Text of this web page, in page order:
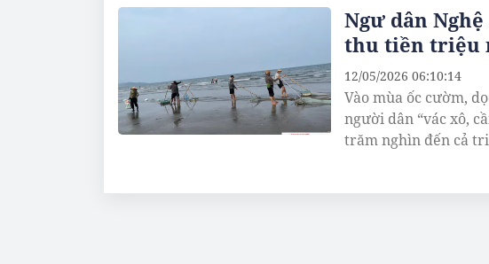
Ngư dân
thu tiền triệu
Vào mùa ốc cườm,
người dân “vác xô,
trăm nghìn đến cả
12/05/2026 06:10:14